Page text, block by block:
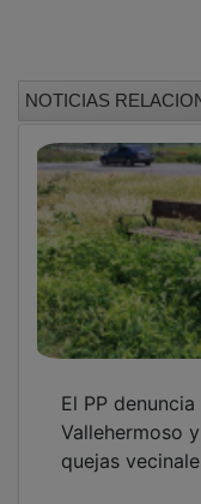
Vallehermoso
quejas